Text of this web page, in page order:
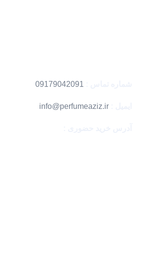
09179042091
info@perfumeaziz.ir